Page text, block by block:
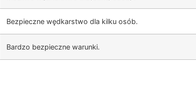
Bezpieczne wędkarstwo dla kilku osób.
Bardzo bezpieczne warunki.